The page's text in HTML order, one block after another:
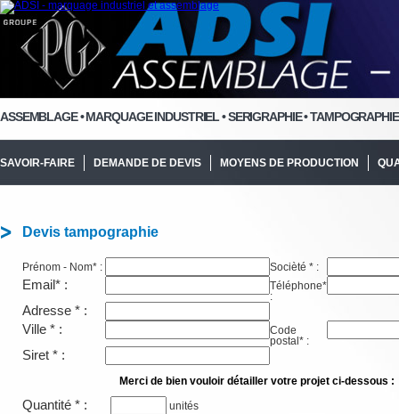
ASSEMBLAGE•MARQUAGE INDUSTRIEL • SERIGRAPHIE • TAMPOGRAPHIE
SAVOIR-FAIRE DEMANDE DE DEVIS MOYENS DE PRODUCTION
Devis tampographie
Prénom - Nom* : Socièté * :
Email* :
Téléphone*
:
Adresse * :
Ville * :
Code
postal* :
Siret * :
Merci de bien vouloir détailler votre projet ci-dessous :
Quantité * : unités